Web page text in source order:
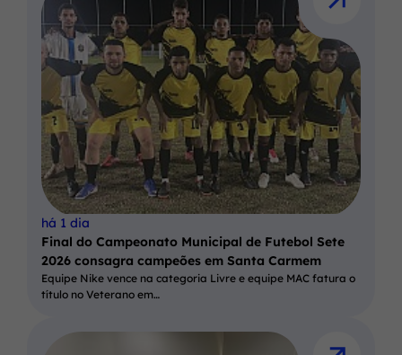
há 1 dia
Final do Campeonato Municipal de Futebol Sete
2026 consagra campeões em Santa Carmem
Equipe Nike vence na categoria Livre e equipe MAC fatura o
título no Veterano em…